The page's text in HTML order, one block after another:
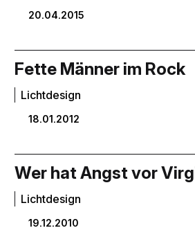
20.04.2015
Fette Männer im Rock
Lichtdesign
18.01.2012
Wer hat Angst vor
Lichtdesign
19.12.2010